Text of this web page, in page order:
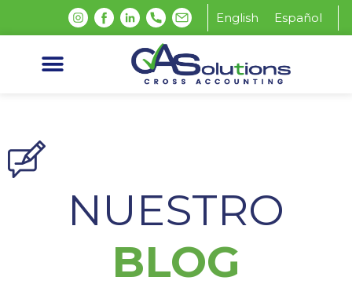
English Español
NUESTRO
BLOG